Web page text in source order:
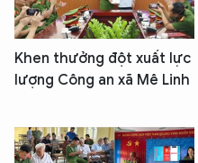
Khen thưởng đột xuất lực
lượng Công an xã Mê Linh